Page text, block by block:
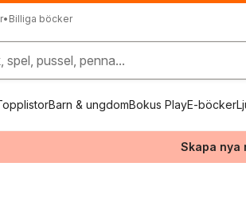
• Billiga böcker
spel, pussel, penna...
Barn & ungdomBokus PlayE-böcker
Skapa nya